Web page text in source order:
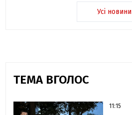
Усі новини
ТЕМА ВГОЛОС
11:15